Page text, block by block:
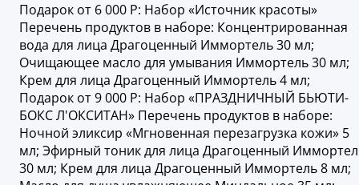
Подарок от 6 000 Р: Набор «Источник красоты»
Перечень продуктов в наборе: Концентрированная
вода для лица Драгоценный Иммортель 30 мл;
Очищающее масло для умывания Иммортель 30 мл;
Крем для лица Драгоценный Иммортель 4 мл;
Подарок от 9 000 Р: Набор «ПРАЗДНИЧНЫЙ БЬЮТИ-
БОКС Л'ОКСИТАН» Перечень продуктов в наборе:
Ночной эликсир «Мгновенная перезагрузка кожи» 5
мл; Эфирный тоник для лица Драгоценный
30 мл; Крем для лица Драгоценный Иммортель 8 мл;